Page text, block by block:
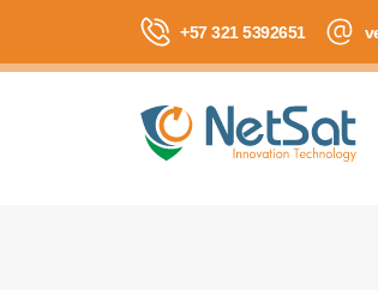
+57 321 5392651